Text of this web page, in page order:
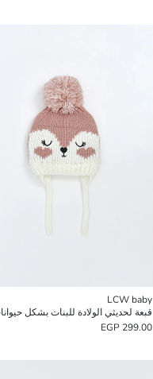
LCW baby
قبعة لحديثي الولادة للبنات بشكل
299.00 EGP